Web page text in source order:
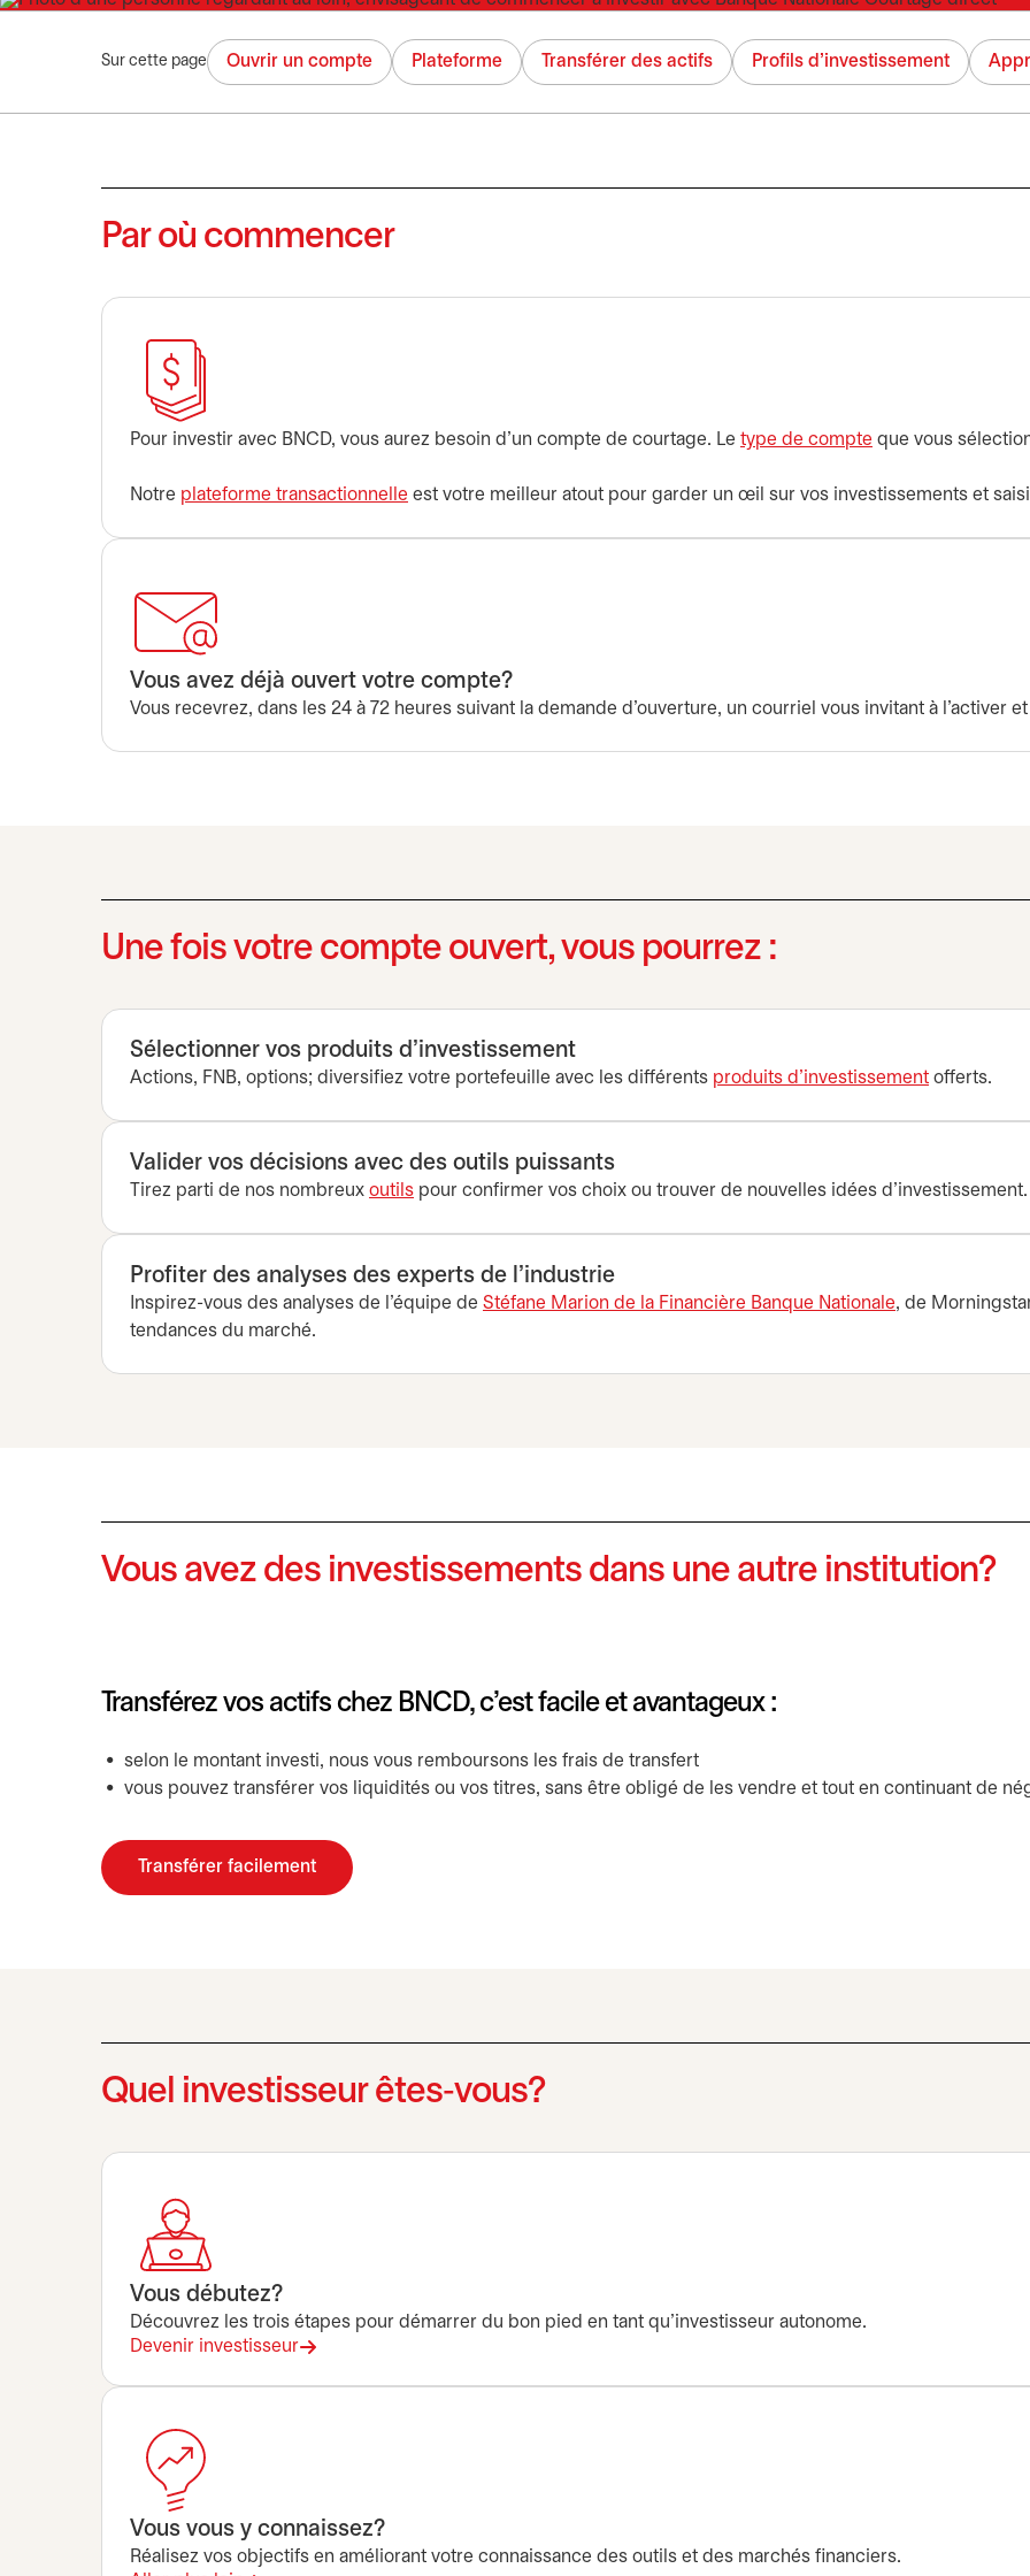
Sur cette page Ouvrir un compte Plateforme Transférer des actifs Profils d'investissement
Par où commencer
Pour investir avec BNCD, vous aurez besoin d'un compte de courtage. Le type de compte que vous
Notre plateforme transactionnelle est votre meilleur atout pour garder un œil sur vos investissements et
Vous avez déjà ouvert votre compte?
Vous recevrez, dans les 24 à 72 heures suivant la demande d'ouverture, un courriel vous invitant à l’activer et
Une fois votre compte ouvert, vous pourrez :
Sélectionner vos produits d’investissement
Actions, FNB, options; diversifiez votre portefeuille avec les différents produits d’investissement offerts.
Valider vos décisions avec des outils puissants
Tirez parti de nos nombreux outils pour confirmer vos choix ou trouver de nouvelles idées d’investissement.
Profiter des analyses des experts de l’industrie
Inspirez-vous des analyses de l’équipe de Stéfane Marion de la Financière Banque Nationale, de
tendances du marché.
Vous avez des investissements dans une autre institution?
Transférez vos actifs chez BNCD, c’est facile et avantageux :
selon le montant investi, nous vous remboursons les frais de transfert
vous pouvez transférer vos liquidités ou vos titres, sans être obligé de les vendre et tout en continuant de
Transférer facilement
Quel investisseur êtes‑vous?
Vous débutez?
Découvrez les trois étapes pour démarrer du bon pied en tant qu’investisseur autonome.
Devenir investisseur
Vous vous y connaissez?
Réalisez vos objectifs en améliorant votre connaissance des outils et des marchés financiers.